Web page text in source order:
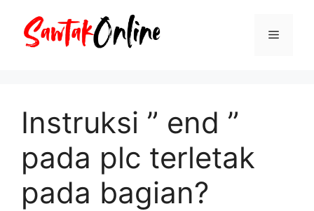
Menu
Instruksi ” end ”
pada plc terletak
pada bagian?